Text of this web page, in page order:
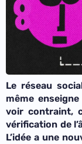
Le réseau
même
voir contraint,
vérification de
L’idée a une